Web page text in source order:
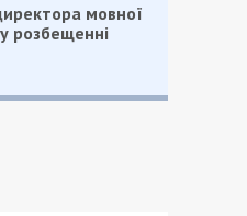
мовної
розбещенні